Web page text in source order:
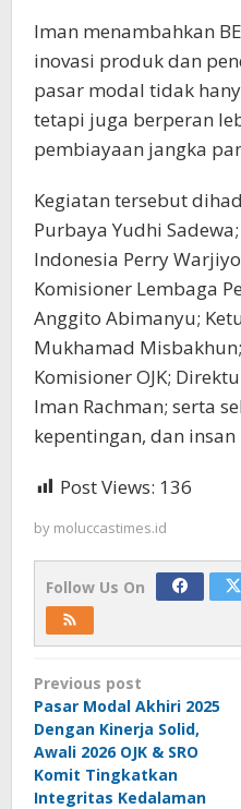
Iman menambahkan
inovasi produk dan
pasar modal tidak
tetapi juga berperan
pembiayaan jangka
Kegiatan tersebut
Purbaya Yudhi
Indonesia Perry
Komisioner Lembaga
Anggito Abimanyu;
Mukhamad
Komisioner OJK;
Iman Rachman; serta
kepentingan, dan
Post Views: 136
by moluccastimes.id
Follow Us On
Post
navigation
Previous post
Pasar Modal Akhiri 2025
Dengan Kinerja Solid,
Awali 2026 OJK & SRO
Komit Tingkatkan
Integritas Kedalaman